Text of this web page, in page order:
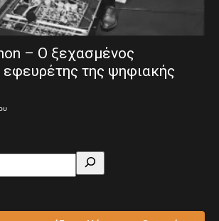
– Ο ξεχασμένος
της ψηφιακής